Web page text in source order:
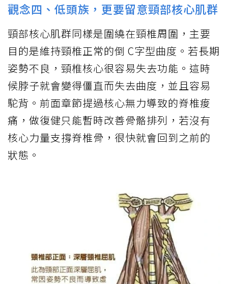
觀念四、低頭族，更要留意頸部核心肌群
頸部核心肌群同樣是圍繞在頸椎周圍，主要
目的是維持頸椎正常的倒 C字型曲度。若長期
姿勢不良，頸椎核心很容易失去功能。這時
候脖子就會變得僵直而失去曲度，並且容易
駝背。前面章節提過核心無力導致的脊椎痠
痛，做復健只能暫時改善骨骼排列，若沒有
核心力量支撐脊椎骨，很快就會回到之前的
狀態。